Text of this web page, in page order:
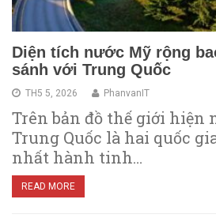
Diện tích nước Mỹ rộng
sánh với Trung Quốc
TH5 5, 2026 PhanvanIT
Trên bản đồ thế giới hiện
Trung Quốc là hai quốc
nhất hành tinh…
READ MORE